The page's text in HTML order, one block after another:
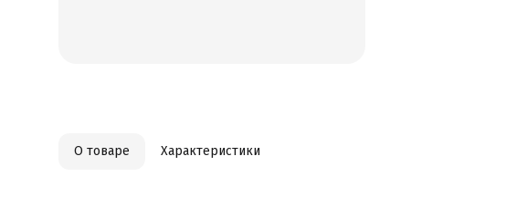
О товаре Характеристики